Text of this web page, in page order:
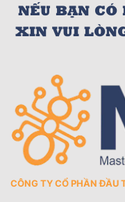
NẾU BẠN CÓ
XIN VUI
CÔNG TY CỔ PHẦN ĐẦU